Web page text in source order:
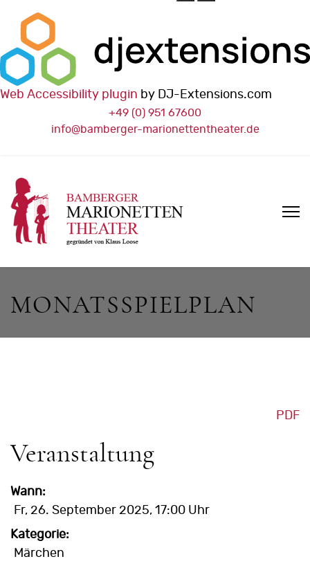
Web Accessibility plugin by DJ-Extensions.com
+49 (0) 951 67600
info@bamberger-marionettentheater.de
MONATSSPIELPLAN
PDF
Veranstaltung
Wann:
Fr, 26. September 2025, 17:00 Uhr
Kategorie:
Märchen